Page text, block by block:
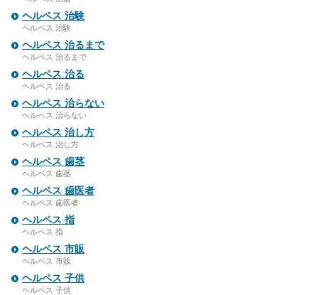
ヘルペス 治験
ヘルペス 治験
ヘルペス 治るまで
ヘルペス 治るまで
ヘルペス 治る
ヘルペス 治る
ヘルペス 治らない
ヘルペス 治らない
ヘルペス 治し方
ヘルペス 治し方
ヘルペス 歯茎
ヘルペス 歯茎
ヘルペス 歯医者
ヘルペス 歯医者
ヘルペス 指
ヘルペス 指
ヘルペス 市販
ヘルペス 市販
ヘルペス 子供
ヘルペス 子供